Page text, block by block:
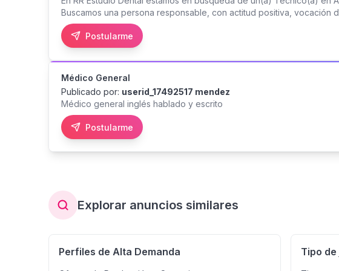
#Empleo #Enfermería #Panamá #Vacante #Salud #Bienestar
#MedicinaRegenerativa #EstamosContratando
Buscamos una persona responsable, con actitud positiva, vocación
y crecer profesionalmente. Envía tu hoja de vida. ¡Queremos
RR Estudio Dental!
Postularme
Médico General
Publicado por: userid_17492517 mendez
Médico general inglés hablado y escrito
Postularme
Explorar anuncios similares
Perfiles de Alta Demanda Tipo